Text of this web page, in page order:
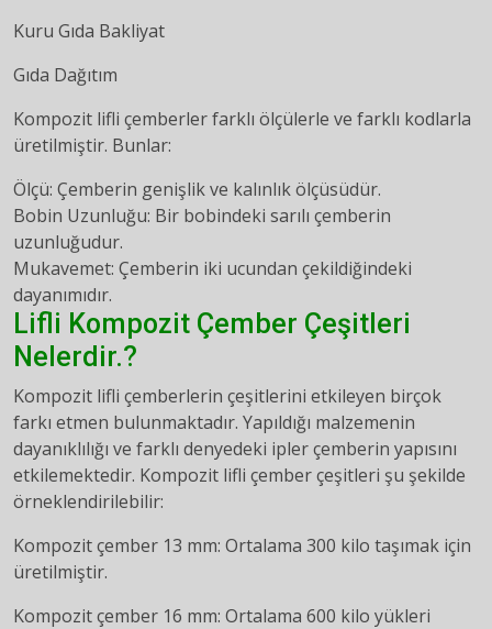
Kuru Gıda Bakliyat
Gıda Dağıtım
Kompozit lifli çemberler farklı ölçülerle ve farklı kodlarla
üretilmiştir. Bunlar:
Ölçü: Çemberin genişlik ve kalınlık ölçüsüdür.
Bobin Uzunluğu: Bir bobindeki sarılı çemberin
uzunluğudur.
Mukavemet: Çemberin iki ucundan çekildiğindeki
dayanımıdır.
Lifli Kompozit Çember Çeşitleri
Nelerdir.?
Kompozit lifli çemberlerin çeşitlerini etkileyen birçok
farkı etmen bulunmaktadır. Yapıldığı malzemenin
dayanıklılığı ve farklı denyedeki ipler çemberin yapısını
etkilemektedir. Kompozit lifli çember çeşitleri şu şekilde
örneklendirilebilir:
Kompozit çember 13 mm: Ortalama 300 kilo taşımak için
üretilmiştir.
Kompozit çember 16 mm: Ortalama 600 kilo yükleri